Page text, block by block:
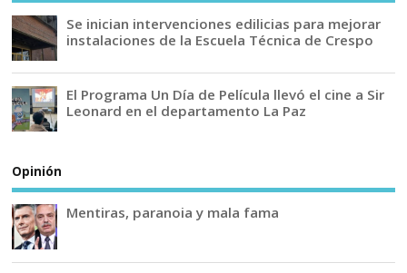
Se inician intervenciones edilicias para mejorar
instalaciones de la Escuela Técnica de Crespo
El Programa Un Día de Película llevó el cine a Sir
Leonard en el departamento La Paz
Opinión
Mentiras, paranoia y mala fama